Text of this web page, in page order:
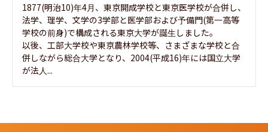
1877(明治10)年4月、東京開成学校と東京医学校が合併し、
法学、理学、文学の3学部と医学部および予備門(第一高等
学校の前身)で構成される東京大学が誕生しました。
以後、工部大学校や東京農林学校等、さまざまな学校と合
併しながら総合大学となり、2004(平成16)年には国立大学
が法人...